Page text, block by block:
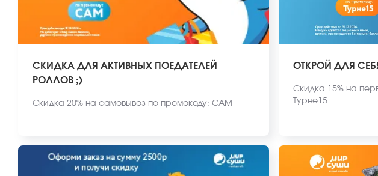
СКИДКА ДЛЯ АКТИВНЫХ ПОЕДАТЕЛЕЙ
РОЛЛОВ ;)
Скидка 20% на самовывоз по промокоду: САМ
ОТКРОЙ ДЛЯ
Скидка 15% на
Турне15